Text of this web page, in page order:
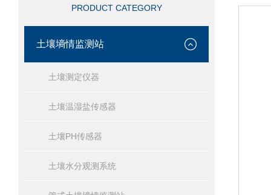
PRODUCT CATEGORY
土壤墒情监测站
土壤测定仪器
土壤温湿盐传感器
土壤PH传感器
土壤水分观测系统